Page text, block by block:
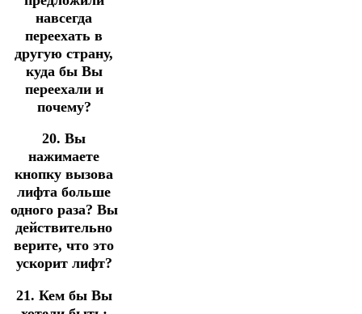
навсегда
переехать в
другую страну,
куда бы Вы
переехали и
почему?
20. Вы
нажимаете
кнопку вызова
лифта больше
одного раза? Вы
действительно
верите, что это
ускорит лифт?
21. Кем бы Вы